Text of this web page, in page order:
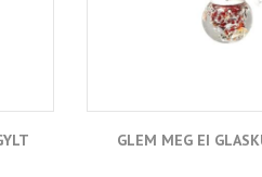
GLEM MEG EI